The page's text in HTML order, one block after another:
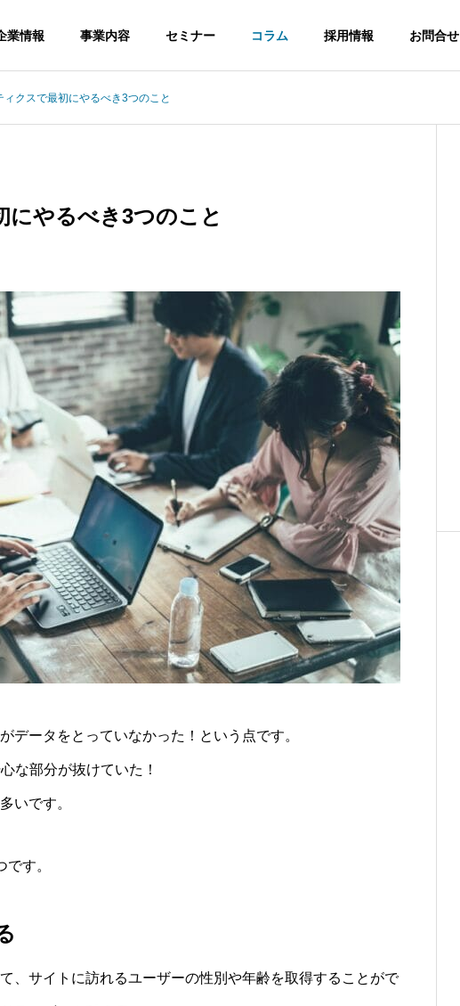
業情報 事業内容 セミナー コラム 採用情報 お問合せ
紹介 沿革
休業のお知らせ
石川県の住宅会社様向けセミ
ナー開催のお知らせ
クスで最初にやるべき3つのこと
やるべき3つのこと
データをとっていなかった！という点です。
な部分が抜けていた！
いです。
す。
、サイトに訪れるユーザーの性別や年齢を取得することがで